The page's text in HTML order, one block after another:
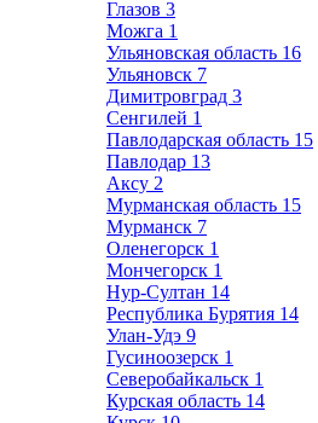
Глазов 3
Можга 1
Ульяновская область 16
Ульяновск 7
Димитровград 3
Сенгилей 1
Павлодарская область 15
Павлодар 13
Аксу 2
Мурманская область 15
Мурманск 7
Оленегорск 1
Мончегорск 1
Нур-Султан 14
Республика Бурятия 14
Улан-Удэ 9
Гусиноозерск 1
Северобайкальск 1
Курская область 14